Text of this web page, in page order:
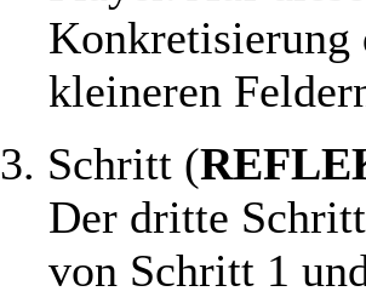
Konkretisierung
kleineren
3. Schritt (
Der dritte
von Schritt 1